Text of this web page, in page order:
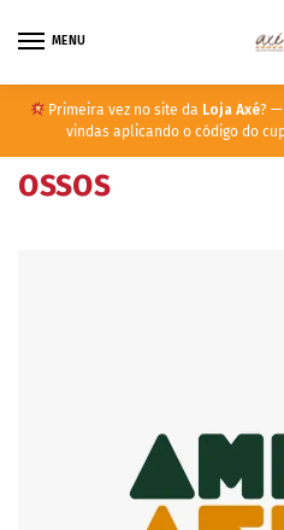
MENU
Primeira vez no site da Loja Axé? —
vindas aplicando o código do
ossos